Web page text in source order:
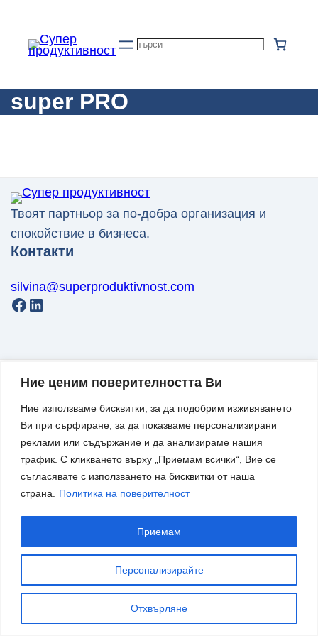
Ние ценим поверителността Ви
Ние използваме бисквитки, за да подобрим изживяването
Ви при сърфиране, за да показваме персонализирани
реклами или съдържание и да анализираме нашия
трафик. С кликването върху „Приемам всички“, Вие се
съгласявате с използването на бисквитки от наша
страна.
Политика на поверителност
Персонализирайте
Отхвърляне
Приемам
Търсене
super PRO
Твоят партньор за по-добра организация и
спокойствие в бизнеса.
Контакти
silvina@superproduktivnost.com
Facebook LinkedIn
© 2025 Супер Продуктивност.
Политика на поверителност
Моят профил